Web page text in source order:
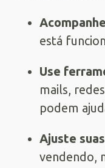
está
Use
mails,
podem
Ajuste
vendendo,